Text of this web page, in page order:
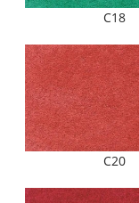
C18
C20